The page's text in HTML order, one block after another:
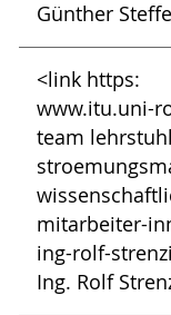
Günther
<link https:
www.itu.uni-
team
mitarbeiter-
ing-rolf-
Ing. Rolf